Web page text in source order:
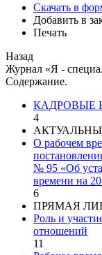
Скачать в
Добавить в
Печать
Назад
Журнал «Я -
Содержание.
КАДРОВЫЕ
4
О рабочем
№ 95 «Об
времени на
6
ПРЯМАЯ
Роль и
отношений
11